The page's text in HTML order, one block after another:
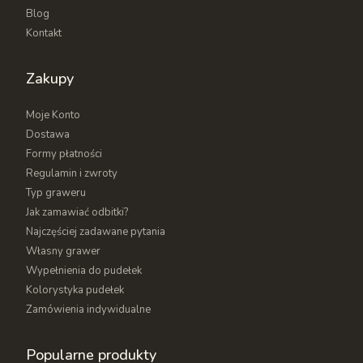
kompletowaniu zamówienia, które najlepiej
odzwierciedli charakter przyszłego właściciela.
Ciebiepudełko drewniane na wymiar
hurtowo i dla firm.
Blog
Kontakt
Zakupy
Moje Konto
Dostawa
Formy płatności
Regulamin i zwroty
Typ graweru
Jak zamawiać odbitki?
Najczęściej zadawane pytania
Własny grawer
Wypełnienia do pudełek
Kolorystyka pudełek
Zamówienia indywidualne
Popularne produkty